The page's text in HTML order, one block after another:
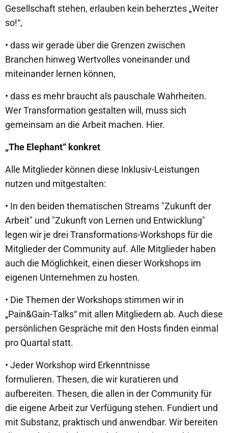
Gesellschaft stehen, erlauben kein beherztes „Weiter
so!“,
• dass wir gerade über die Grenzen zwischen
Branchen hinweg Wertvolles voneinander und
miteinander lernen können,
• dass es mehr braucht als pauschale Wahrheiten.
Wer Transformation gestalten will, muss sich
gemeinsam an die Arbeit machen. Hier.
„The Elephant“ konkret
Alle Mitglieder können diese Inklusiv-Leistungen
nutzen und mitgestalten:
• In den beiden thematischen Streams "Zukunft der
Arbeit" und "Zukunft von Lernen und Entwicklung"
legen wir je drei Transformations-Workshops für die
Mitglieder der Community auf. Alle Mitglieder haben
auch die Möglichkeit, einen dieser Workshops im
eigenen Unternehmen zu hosten.
• Die Themen der Workshops stimmen wir in
„Pain&Gain-Talks“ mit allen Mitgliedern ab. Auch diese
persönlichen Gespräche mit den Hosts finden einmal
pro Quartal statt.
• Jeder Workshop wird Erkenntnisse
formulieren. Thesen, die wir kuratieren und
aufbereiten. Thesen, die allen in der Community für
die eigene Arbeit zur Verfügung stehen. Fundiert und
mit Substanz, praktisch und anwendbar. Wir bereiten